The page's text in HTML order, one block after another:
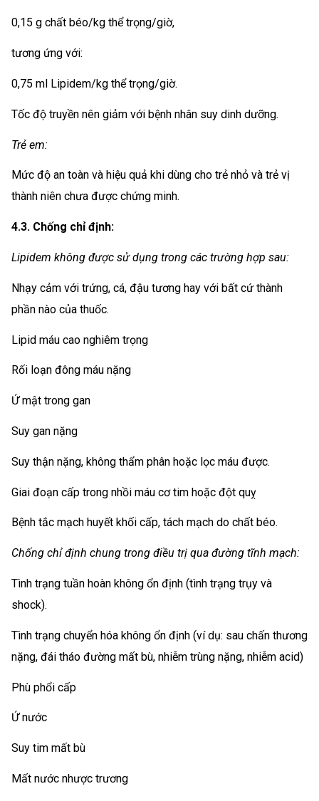
0,15 g chất béo/kg thể trọng/giờ,
tương ứng với:
0,75 ml Lipidem/kg thể trọng/giờ.
Tốc độ truyền nên giảm với bệnh nhân suy dinh dưỡng.
Trẻ em:
Mức độ an toàn và hiệu quả khi dùng cho trẻ nhỏ và trẻ vị
thành niên chưa được chứng minh.
4.3. Chống chỉ định:
Lipidem không được sử dụng trong các trường hợp sau:
Nhạy cảm với trứng, cá, đậu tương hay với bất cứ thành
phần nào của thuốc.
Lipid máu cao nghiêm trọng
Rối loạn đông máu nặng
Ứ mật trong gan
Suy gan nặng
Suy thận nặng, không thẩm phân hoặc lọc máu được.
Giai đoạn cấp trong nhồi máu cơ tim hoặc đột quỵ
Bệnh tắc mạch huyết khối cấp, tách mạch do chất béo.
Chống chỉ định chung trong điều trị qua đường tĩnh mạch:
Tình trạng tuần hoàn không ổn định (tình trạng trụy và
shock).
Tình trạng chuyển hóa không ổn định (ví dụ: sau chấn thương
nặng, đái tháo đường mất bù, nhiễm trùng nặng, nhiễm acid)
Phù phổi cấp
Ứ nước
Suy tim mất bù
Mất nước nhược trương